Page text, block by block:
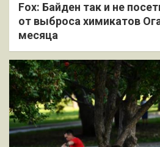
Fox: Байден так и не
от выброса химикатов
месяца